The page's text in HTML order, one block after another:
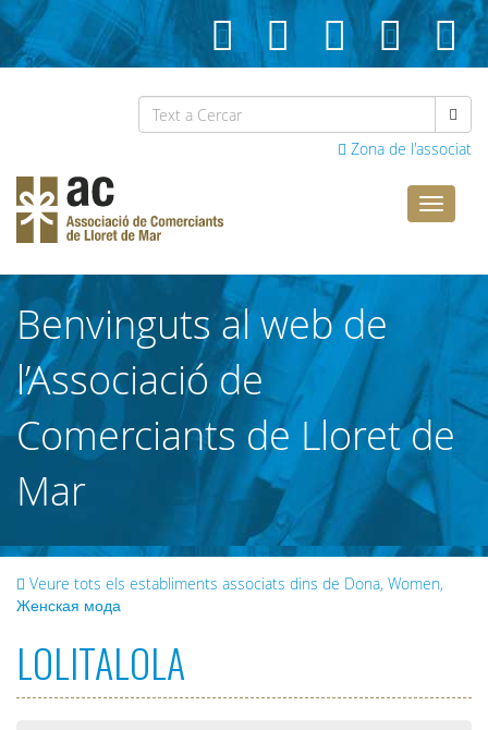
Zona de l'associat
Lloret
Benvinguts al web de
l’Associació de
Comerciants de Lloret de
Mar
Veure tots els establiments associats dins de Dona, Women,
Женская мода
LOLITALOLA